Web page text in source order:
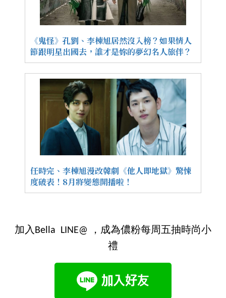
《鬼怪》孔劉、李棟旭居然沒入榜？如果情人
節跟明星出國去，誰才是妳的夢幻名人旅伴？
任時完、李棟旭漫改韓劇《他人即地獄》驚悚
度破表！8月將變態開播啦！
加入Bella LINE@ ，成為儂粉每周五抽時尚小
禮